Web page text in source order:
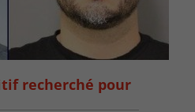
recherché pour